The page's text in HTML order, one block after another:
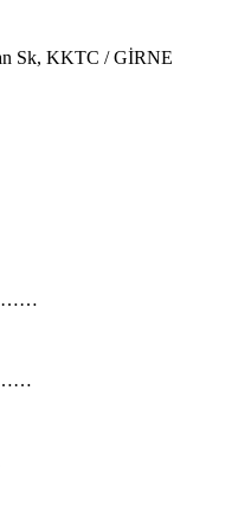
Sk, KKTC / GİRNE